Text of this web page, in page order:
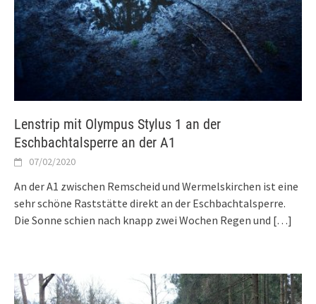
Lenstrip mit Olympus Stylus 1 an der
Eschbachtalsperre an der A1
07/02/2020
An der A1 zwischen Remscheid und Wermelskirchen ist eine
sehr schöne Raststätte direkt an der Eschbachtalsperre.
Die Sonne schien nach knapp zwei Wochen Regen und […]